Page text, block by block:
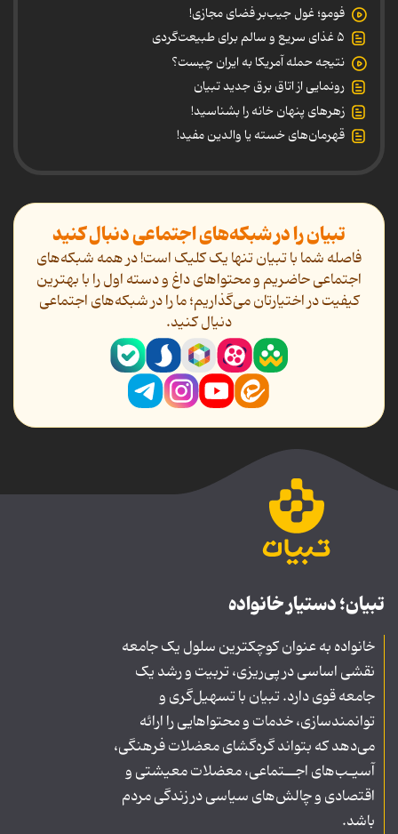
فومو؛ غول جیب‌بر فضای مجازی!
۵ غذای سریع و سالم برای طبیعت‌گردی
نتیجه حمله آمریکا به ایران چیست؟
رونمایی از اتاق برق جدید تبیان
زهرهای پنهان خانه را بشناسید!
قهرمان‌های خسته یا والدین مفید!
تبیان را در شبکه‌های اجتماعی دنبال کنید
فاصله شما با تبیان تنها یک کلیک است! در همه شبکه‌های
اجتماعی حاضریم و محتواهای داغ و دسته اول را با بهترین
کیفیت در اختیارتان می‌گذاریم؛ ما را در شبکه‌های اجتماعی
دنیال کنید.
تبیان؛ دستیار خانواده
خانواده به عنوان کوچکترین سلول یک جامعه
نقشی اساسی در پی‌ریزی، تربیت و رشد یک
جامعه قوی دارد. تبیان با تسهیل‌گری و
توانمندسازی، خدمات و محتواهایی را ارائه
می‌دهد که بتواند گره‌گشای معضلات فرهنگی،
آسیـب‌های اجــتماعی، معضلات معیشتی و
اقتصادی و چالش‌های سیاسی در زندگی مردم
باشد.